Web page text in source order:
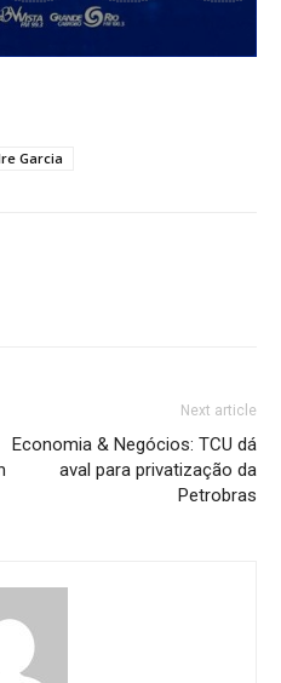
Garcia
Next article
Economia & Negócios: TCU dá
aval para privatização da
Petrobras